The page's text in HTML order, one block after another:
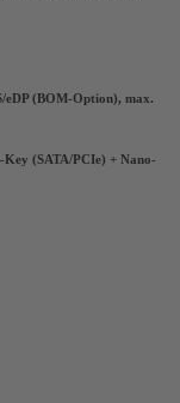
(BOM-Option), max.
(SATA/PCIe) + Nano-